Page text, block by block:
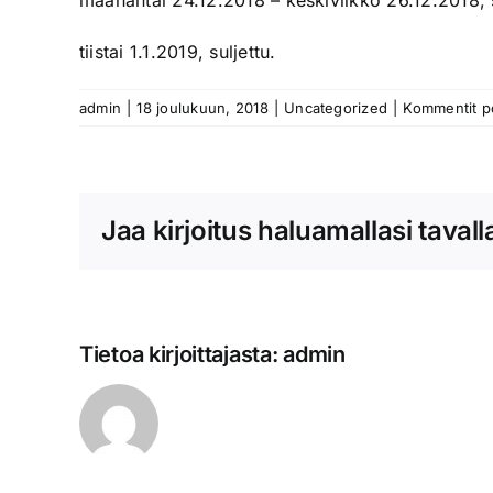
tiistai 1.1.2019, suljettu.
admin 18 joulukuun, 2018 Uncategorized Kommentit
Jaa kirjoitus haluamallasi
Tietoa kirjoittajasta:admin